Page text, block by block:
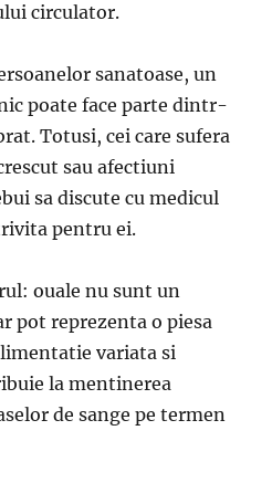
circulator.
sanatoase, un
poate face parte dintr-
Totusi, cei care sufera
sau afectiuni
sa discute cu medicul
pentru ei.
ouale nu sunt un
pot reprezenta o piesa
variata si
la mentinerea
de sange pe termen